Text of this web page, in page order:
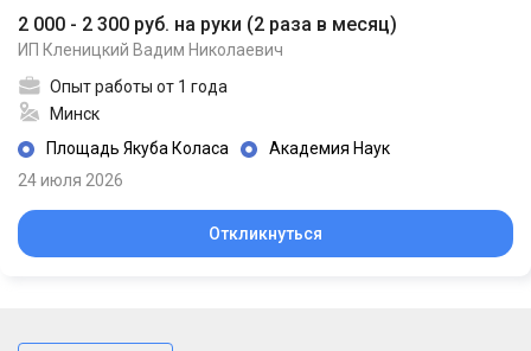
2 000 - 2 300 руб. на руки (2 раза в месяц)
ИП Кленицкий Вадим Николаевич
Опыт работы от 1 года
Минск
Площадь Якуба Коласа
Академия Наук
24 июля 2026
Откликнуться